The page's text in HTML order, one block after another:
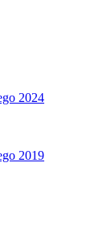
2024
2019